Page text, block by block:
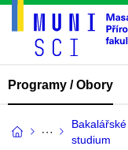
Programy / Obory
Bakalářské
studium